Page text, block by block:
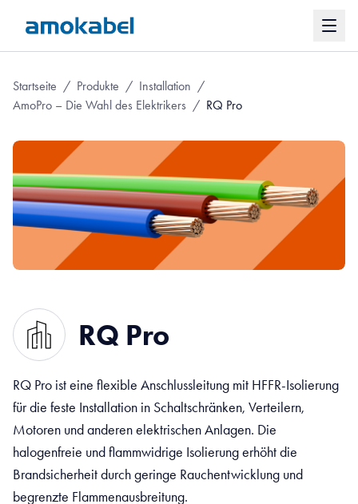
Startseite / Produkte / Installation /
AmoPro – Die Wahl des Elektrikers / RQ Pro
RQ Pro
RQ Pro ist eine flexible Anschlussleitung mit HFFR-Isolierung
für die feste Installation in Schaltschränken, Verteilern,
Motoren und anderen elektrischen Anlagen. Die
halogenfreie und flammwidrige Isolierung erhöht die
Brandsicherheit durch geringe Rauchentwicklung und
begrenzte Flammenausbreitung.